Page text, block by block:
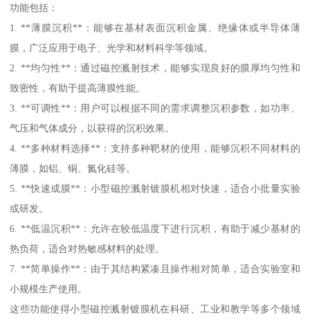
功能包括：
1. **薄膜沉积**：能够在基材表面沉积金属、绝缘体或半导体薄
膜，广泛应用于电子、光学和材料科学等领域。
2. **均匀性**：通过磁控溅射技术，能够实现良好的膜厚均匀性和
致密性，有助于提高薄膜性能。
3. **可调性**：用户可以根据不同的需求调整沉积参数，如功率、
气压和气体成分，以获得的沉积效果。
4. **多种材料选择**：支持多种靶材的使用，能够沉积不同材料的
薄膜，如铝、铜、氮化硅等。
5. **快速成膜**：小型磁控溅射镀膜机相对快速，适合小批量实验
或研发。
6. **低温沉积**：允许在较低温度下进行沉积，有助于减少基材的
热负荷，适合对热敏感材料的处理。
7. **简单操作**：由于其结构紧凑且操作相对简单，适合实验室和
小规模生产使用。
这些功能使得小型磁控溅射镀膜机在科研、工业和教学等多个领域